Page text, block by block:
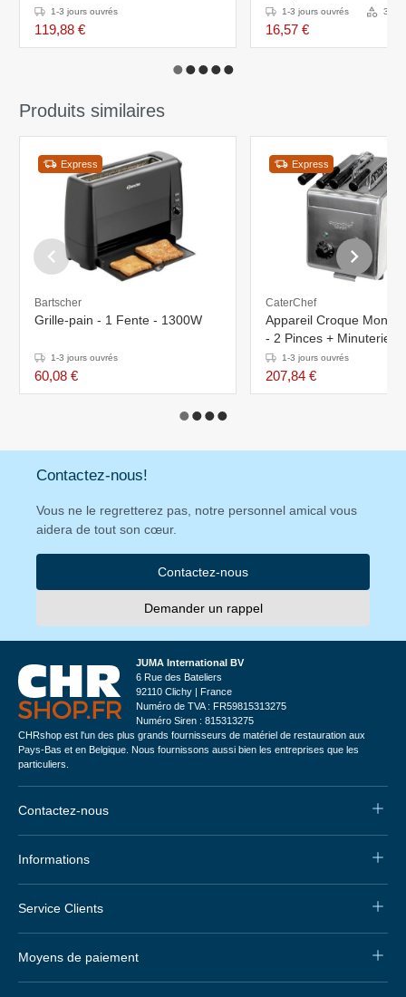
1-3 jours ouvrés
119,88 €
1-3 jours ouvrés 3
16,57 €
Produits similaires
Express
Bartscher
Grille-pain - 1 Fente - 1300W
1-3 jours ouvrés
60,08 €
Express
CaterChef
Appareil Croque
- 2 Pinces + Minuterie &
lumineux -
1400W
1-3 jours ouvrés
207,84 €
Contactez-nous!
Vous ne le regretterez pas, notre personnel amical vous
aidera de tout son cœur.
Contactez-nous
Demander un rappel
JUMA International BV
6 Rue des Bateliers
92110 Clichy | France
Numéro de TVA : FR59815313275
Numéro Siren : 815313275
CHRshop est l'un des plus grands fournisseurs de matériel de restauration aux
Pays-Bas et en Belgique. Nous fournissons aussi bien les entreprises que les
particuliers.
Contactez-nous
Informations
Service Clients
Moyens de paiement